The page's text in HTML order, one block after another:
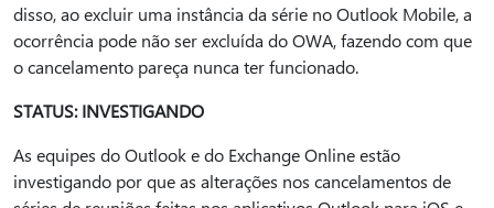
disso, ao excluir uma instância da série no Outlook Mobile, a
ocorrência pode não ser excluída do OWA, fazendo com que
o cancelamento pareça nunca ter funcionado.
STATUS: INVESTIGANDO
As equipes do Outlook e do Exchange Online estão
investigando por que as alterações nos cancelamentos de